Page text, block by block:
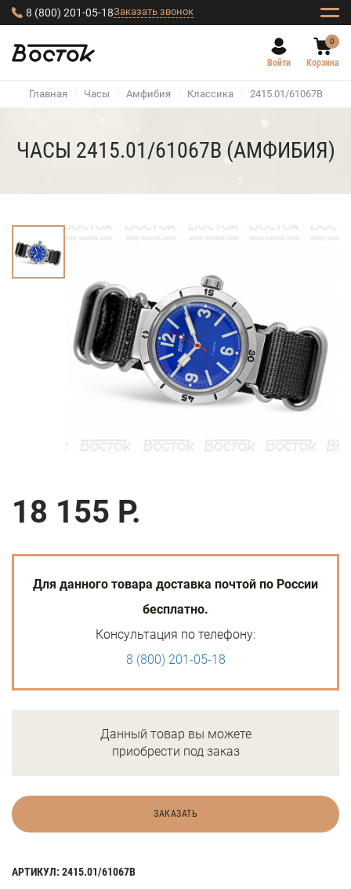
8 (800) 201-05-18Заказать звонок
Войти
0
Корзина
Главная / Часы / Амфибия / Классика / 2415.01/61067В
ЧАСЫ 2415.01/61067В (АМФИБИЯ)
18 155 Р.
Для данного товара доставка почтой по России
бесплатно.
Консультация по телефону:
8 (800) 201-05-18
Данный товар вы можете
приобрести под заказ
ЗАКАЗАТЬ
АРТИКУЛ: 2415.01/61067В